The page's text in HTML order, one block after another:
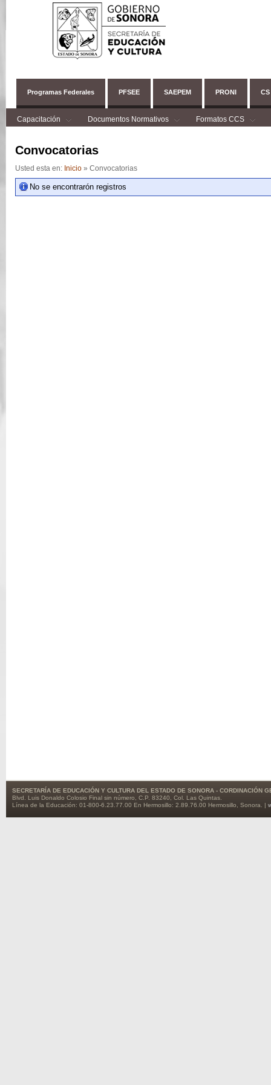
Programas Federales PFSEE SAEPEM PRONI CS
Capacitación Documentos Normativos Formatos CCS
Convocatorias
Usted esta en: Inicio » Convocatorias
No se encontrarón registros
SECRETARÍA DE EDUCACIÓN Y CULTURA DEL ESTADO DE SONORA - CORDINACIÓN
Blvd. Luis Donaldo Colosio Final sin número, C.P. 83240, Col. Las Quintas.
Línea de la Educación: 01-800-6.23.77.00 En Hermosillo: 2.89.76.00 Hermosillo, Sonora. |